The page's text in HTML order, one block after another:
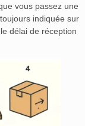
vous passez une
indiquée sur
délai de réception